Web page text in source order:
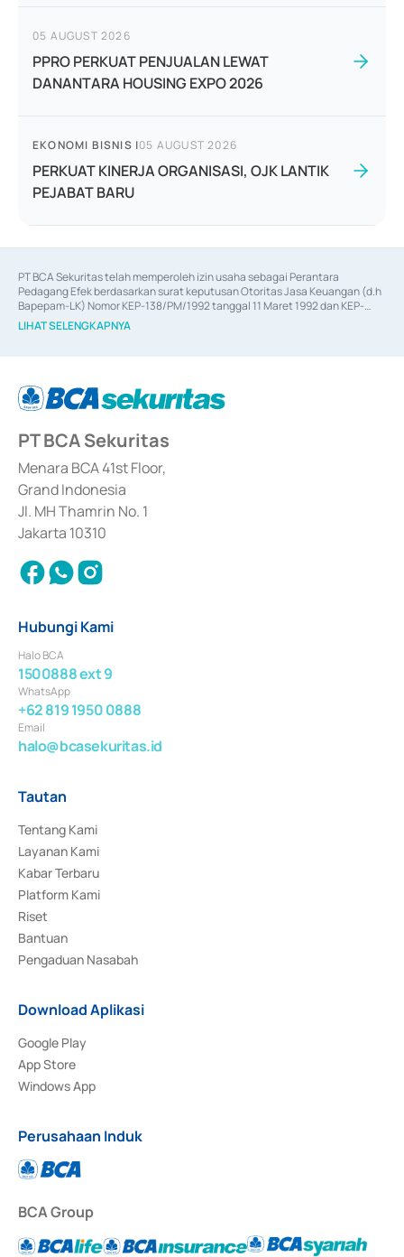
05 AUGUST 2026
PPRO PERKUAT PENJUALAN LEWAT
DANANTARA HOUSING EXPO 2026
EKONOMI BISNIS |05 AUGUST 2026
PERKUAT KINERJA ORGANISASI, OJK LANTIK
PEJABAT BARU
PT BCA Sekuritas telah memperoleh izin usaha sebagai Perantara
Pedagang Efek berdasarkan surat keputusan Otoritas Jasa Keuangan (d.h
Bapepam-LK) Nomor KEP-138/PM/1992 tanggal 11 Maret 1992 dan KEP-
06/D.04/2014 tanggal 28 Februari 2014, izin usaha sebagai Penjamin Emisi
Efek berdasarkan surat keputusan Otoritas Jasa Keuangan Nomor KEP-
berdasarkan surat keputusan Otoritas Jasa Keuangan Nomor S-
67/PM.21/2017 tanggal 3 Februari 2017, dan beberapa izin usaha lainnya
Sertifikat Deposito di Pasar Uang yang izinnya diterbitkan pada tahun 2017
dan izin usaha lainnya dari Bank Indonesia sebagai Lembaga Pendukung
Penerbitan, Transaksi, serta Penatausahaan dan Penyelesaian Transaksi
Surat Berharga Komersial yang izinnya diterbitkan pada tahun 2018.
LIHAT SELENGKAPNYA
PT BCA Sekuritas
Menara BCA 41st Floor,
Grand Indonesia
Jl. MH Thamrin No. 1
Jakarta 10310
Hubungi Kami
Halo BCA
1500888 ext 9
WhatsApp
+62 819 1950 0888
Email
halo@bcasekuritas.id
Tautan
Tentang Kami
Layanan Kami
Kabar Terbaru
Platform Kami
Riset
Bantuan
Pengaduan Nasabah
Download Aplikasi
Google Play
App Store
Windows App
Perusahaan Induk
BCA Group